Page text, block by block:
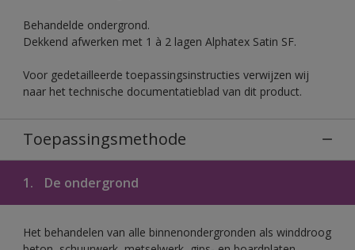
Behandelde ondergrond.
Dekkend afwerken met 1 à 2 lagen Alphatex Satin SF.
Voor gedetailleerde toepassingsinstructies verwijzen wij
naar het technische documentatieblad van dit product.
Toepassingsmethode
1. De ondergrond
Het behandelen van alle binnenondergronden als winddroog